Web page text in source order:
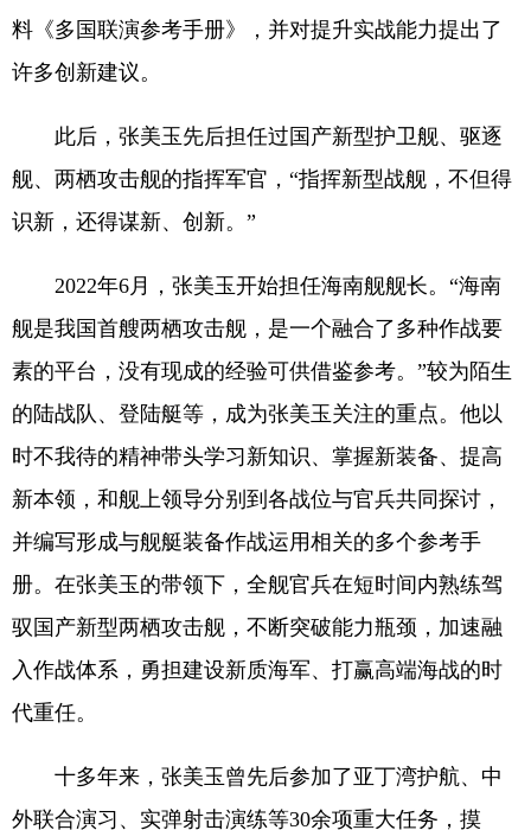
料《多国联演参考手册》，并对提升实战能力提出了
许多创新建议。
此后，张美玉先后担任过国产新型护卫舰、驱逐
舰、两栖攻击舰的指挥军官，“指挥新型战舰，不但得
识新，还得谋新、创新。”
2022年6月，张美玉开始担任海南舰舰长。“海南
舰是我国首艘两栖攻击舰，是一个融合了多种作战要
素的平台，没有现成的经验可供借鉴参考。”较为陌生
的陆战队、登陆艇等，成为张美玉关注的重点。他以
时不我待的精神带头学习新知识、掌握新装备、提高
新本领，和舰上领导分别到各战位与官兵共同探讨，
并编写形成与舰艇装备作战运用相关的多个参考手
册。在张美玉的带领下，全舰官兵在短时间内熟练驾
驭国产新型两栖攻击舰，不断突破能力瓶颈，加速融
入作战体系，勇担建设新质海军、打赢高端海战的时
代重任。
十多年来，张美玉曾先后参加了亚丁湾护航、中
外联合演习、实弹射击演练等30余项重大任务，摸